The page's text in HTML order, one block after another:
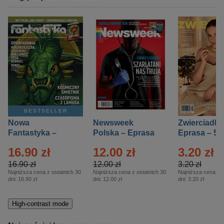
BESTSELLER
Nowa
Fantastyka –
16.90 zł
16.90 zł
Najniższa cena z ostatnich 30
dni: 16.90 zł
Newsweek
Polska – Eprasa
12.00 zł
12.00 zł
Najniższa cena z ostatnich 30
dni: 12.00 zł
Zwierciadło
Eprasa – 5/
3.20 zł
3.20 zł
Najniższa cena z
dni: 3.20 zł
High-contrast mode